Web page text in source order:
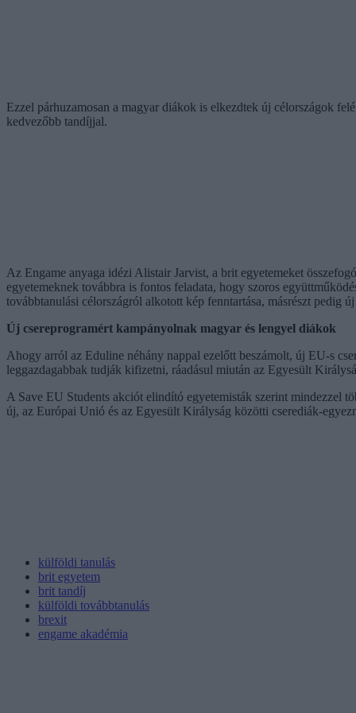
Ezzel párhuzamosan a magyar diákok is elkezdtek új célországok
kedvezőbb tandíjjal.
Az Engame anyaga idézi Alistair Jarvist, a brit egyetemeket
egyetemeknek továbbra is fontos feladata, hogy szoros
továbbtanulási célországról alkotott kép fenntartása, másrészt pedig
Új csereprogramért kampányolnak magyar és lengyel diákok
Ahogy arról az Eduline néhány nappal ezelőtt beszámolt, új EU-s
leggazdagabbak tudják kifizetni, ráadásul miután az Egyesült
A Save EU Students akciót elindító egyetemisták szerint mindezzel
új, az Európai Unió és az Egyesült Királyság közötti cserediák-
külföldi tanulás
brit egyetem
brit tandíj
külföldi továbbtanulás
brexit
engame akadémia